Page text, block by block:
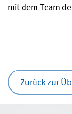
mit dem Team
Zurück zur